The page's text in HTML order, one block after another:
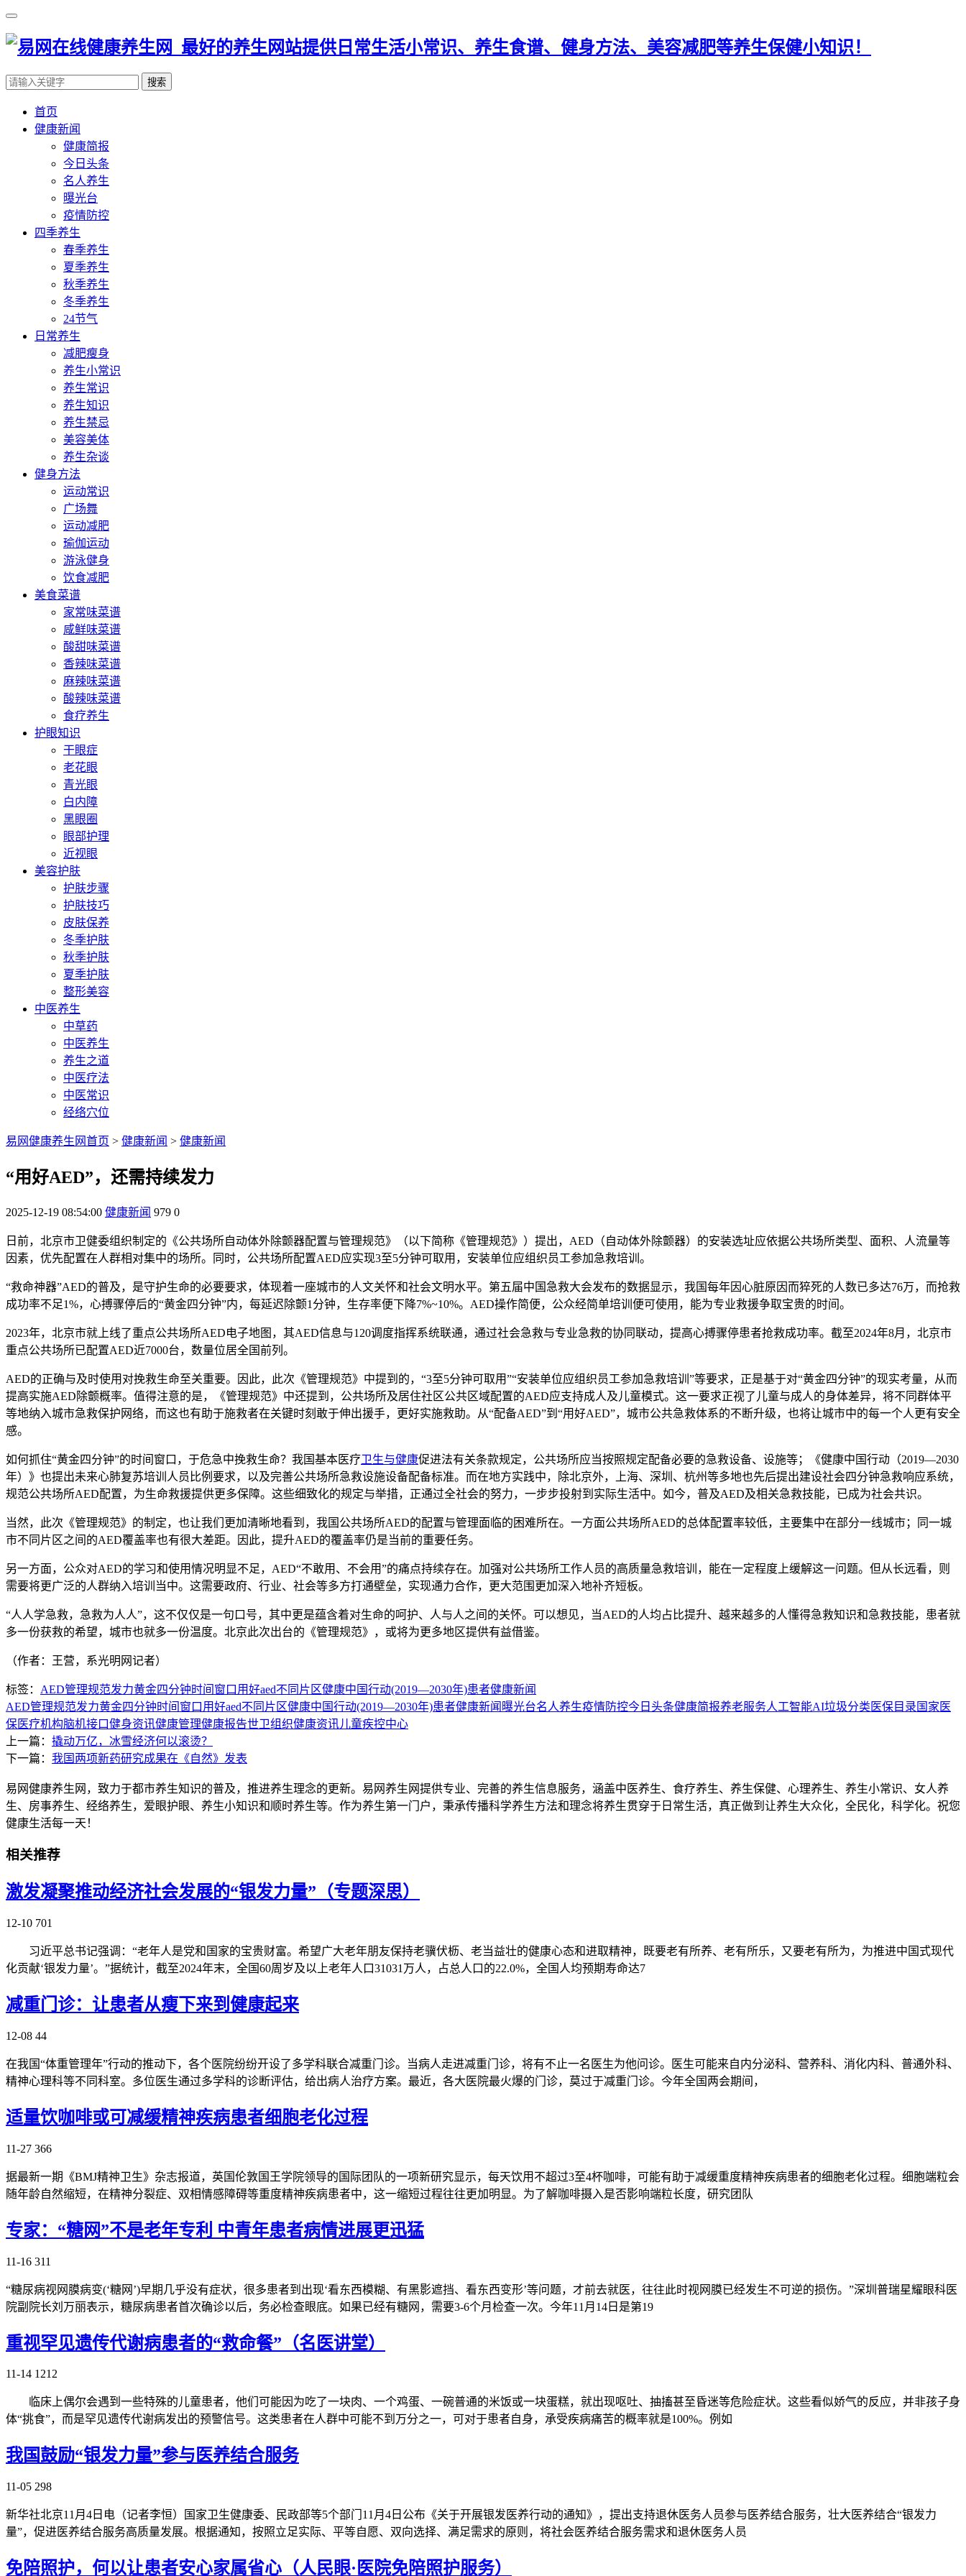
搜索
首页
健康新闻
健康简报
今日头条
名人养生
曝光台
疫情防控
四季养生
春季养生
夏季养生
秋季养生
冬季养生
24节气
日常养生
减肥瘦身
养生小常识
养生常识
养生知识
养生禁忌
美容美体
养生杂谈
健身方法
运动常识
广场舞
运动减肥
瑜伽运动
游泳健身
饮食减肥
美食菜谱
家常味菜谱
咸鲜味菜谱
酸甜味菜谱
香辣味菜谱
麻辣味菜谱
酸辣味菜谱
食疗养生
护眼知识
干眼症
老花眼
青光眼
白内障
黑眼圈
眼部护理
近视眼
美容护肤
护肤步骤
护肤技巧
皮肤保养
冬季护肤
秋季护肤
夏季护肤
整形美容
中医养生
中草药
中医养生
养生之道
中医疗法
中医常识
经络穴位
易网健康养生网首页 > 健康新闻 > 健康新闻
“用好AED”，还需持续发力
2025-12-19 08:54:00 健康新闻 979 0
日前，北京市卫健委组织制定的《公共场所自动体外除颤器配置与管理规范》（以下简称《管理规范》）提出，AED（自动体外除颤器）的安装选址应依据公共场所类型、面积、人流量等
因素，优先配置在人群相对集中的场所。同时，公共场所配置AED应实现3至5分钟可取用，安装单位应组织员工参加急救培训。
“救命神器”AED的普及，是守护生命的必要要求，体现着一座城市的人文关怀和社会文明水平。第五届中国急救大会发布的数据显示，我国每年因心脏原因而猝死的人数已多达76万，而抢救
成功率不足1%，心搏骤停后的“黄金四分钟”内，每延迟除颤1分钟，生存率便下降7%~10%。AED操作简便，公众经简单培训便可使用，能为专业救援争取宝贵的时间。
2023年，北京市就上线了重点公共场所AED电子地图，其AED信息与120调度指挥系统联通，通过社会急救与专业急救的协同联动，提高心搏骤停患者抢救成功率。截至2024年8月，北京市
重点公共场所已配置AED近7000台，数量位居全国前列。
AED的正确与及时使用对挽救生命至关重要。因此，此次《管理规范》中提到的，“3至5分钟可取用”“安装单位应组织员工参加急救培训”等要求，正是基于对“黄金四分钟”的现实考量，从而
提高实施AED除颤概率。值得注意的是，《管理规范》中还提到，公共场所及居住社区公共区域配置的AED应支持成人及儿童模式。这一要求正视了儿童与成人的身体差异，将不同群体平
等地纳入城市急救保护网络，而这也有助于施救者在关键时刻敢于伸出援手，更好实施救助。从“配备AED”到“用好AED”，城市公共急救体系的不断升级，也将让城市中的每一个人更有安全
感。
如何抓住“黄金四分钟”的时间窗口，于危急中挽救生命？我国基本医疗卫生与健康促进法有关条款规定，公共场所应当按照规定配备必要的急救设备、设施等；《健康中国行动（2019—2030
年）》也提出未来心肺复苏培训人员比例要求，以及完善公共场所急救设施设备配备标准。而在地方实践中，除北京外，上海、深圳、杭州等多地也先后提出建设社会四分钟急救响应系统，
规范公共场所AED配置，为生命救援提供更多保障。这些细致化的规定与举措，正通过全社会的努力，一步步投射到实际生活中。如今，普及AED及相关急救技能，已成为社会共识。
当然，此次《管理规范》的制定，也让我们更加清晰地看到，我国公共场所AED的配置与管理面临的困难所在。一方面公共场所AED的总体配置率较低，主要集中在部分一线城市；同一城
市不同片区之间的AED覆盖率也有很大差距。因此，提升AED的覆盖率仍是当前的重要任务。
另一方面，公众对AED的学习和使用情况明显不足，AED“不敢用、不会用”的痛点持续存在。加强对公共场所工作人员的高质量急救培训，能在一定程度上缓解这一问题。但从长远看，则
需要将更广泛的人群纳入培训当中。这需要政府、行业、社会等多方打通壁垒，实现通力合作，更大范围更加深入地补齐短板。
“人人学急救，急救为人人”，这不仅仅是一句口号，其中更是蕴含着对生命的呵护、人与人之间的关怀。可以想见，当AED的人均占比提升、越来越多的人懂得急救知识和急救技能，患者就
多一份获救的希望，城市也就多一份温度。北京此次出台的《管理规范》，或将为更多地区提供有益借鉴。
（作者：王营，系光明网记者）
标签： AED管理规范发力黄金四分钟时间窗口 用好aed不同片区健康中国行动(2019—2030年)患者健康新闻
AED管理规范发力黄金四分钟时间窗口 用好aed不同片区健康中国行动(2019—2030年)患者健康新闻 曝光台名人养生疫情防控今日头条健康简报养老服务人工智能AI垃圾分类 医保目录 国家医
保医疗机构脑机接口健身资讯健康管理健康报告世卫组织健康资讯儿童疾控中心
上一篇： 撬动万亿，冰雪经济何以滚烫？
下一篇： 我国两项新药研究成果在《自然》发表
易网健康养生网，致力于都市养生知识的普及，推进养生理念的更新。易网养生网提供专业、完善的养生信息服务，涵盖中医养生、食疗养生、养生保健、心理养生、养生小常识、女人养
生、房事养生、经络养生，爱眼护眼、养生小知识和顺时养生等。作为养生第一门户，秉承传播科学养生方法和理念将养生贯穿于日常生活，真正做到让养生大众化，全民化，科学化。祝您
健康生活每一天！
相关推荐
激发凝聚推动经济社会发展的“银发力量”（专题深思）
12-10 701
习近平总书记强调：“老年人是党和国家的宝贵财富。希望广大老年朋友保持老骥伏枥、老当益壮的健康心态和进取精神，既要老有所养、老有所乐，又要老有所为，为推进中国式现代
化贡献‘银发力量’。”据统计，截至2024年末，全国60周岁及以上老年人口31031万人，占总人口的22.0%，全国人均预期寿命达7
减重门诊：让患者从瘦下来到健康起来
12-08 44
在我国“体重管理年”行动的推动下，各个医院纷纷开设了多学科联合减重门诊。当病人走进减重门诊，将有不止一名医生为他问诊。医生可能来自内分泌科、营养科、消化内科、普通外科、
精神心理科等不同科室。多位医生通过多学科的诊断评估，给出病人治疗方案。最近，各大医院最火爆的门诊，莫过于减重门诊。今年全国两会期间，
适量饮咖啡或可减缓精神疾病患者细胞老化过程
11-27 366
据最新一期《BMJ精神卫生》杂志报道，英国伦敦国王学院领导的国际团队的一项新研究显示，每天饮用不超过3至4杯咖啡，可能有助于减缓重度精神疾病患者的细胞老化过程。细胞端粒会
随年龄自然缩短，在精神分裂症、双相情感障碍等重度精神疾病患者中，这一缩短过程往往更加明显。为了解咖啡摄入是否影响端粒长度，研究团队
专家：“糖网”不是老年专利 中青年患者病情进展更迅猛
11-16 311
“糖尿病视网膜病变(‘糖网’)早期几乎没有症状，很多患者到出现‘看东西模糊、有黑影遮挡、看东西变形’等问题，才前去就医，往往此时视网膜已经发生不可逆的损伤。”深圳普瑞星耀眼科医
院副院长刘万丽表示，糖尿病患者首次确诊以后，务必检查眼底。如果已经有糖网，需要3-6个月检查一次。今年11月14日是第19
重视罕见遗传代谢病患者的“救命餐”（名医讲堂）
11-14 1212
临床上偶尔会遇到一些特殊的儿童患者，他们可能因为吃了一块肉、一个鸡蛋、一碗普通的米饭或一块蛋糕，就出现呕吐、抽搐甚至昏迷等危险症状。这些看似娇气的反应，并非孩子身
体“挑食”，而是罕见遗传代谢病发出的预警信号。这类患者在人群中可能不到万分之一，可对于患者自身，承受疾病痛苦的概率就是100%。例如
我国鼓励“银发力量”参与医养结合服务
11-05 298
新华社北京11月4日电（记者李恒）国家卫生健康委、民政部等5个部门11月4日公布《关于开展银发医养行动的通知》，提出支持退休医务人员参与医养结合服务，壮大医养结合“银发力
量”，促进医养结合服务高质量发展。根据通知，按照立足实际、平等自愿、双向选择、满足需求的原则，将社会医养结合服务需求和退休医务人员
免陪照护，何以让患者安心家属省心（人民眼·医院免陪照护服务）